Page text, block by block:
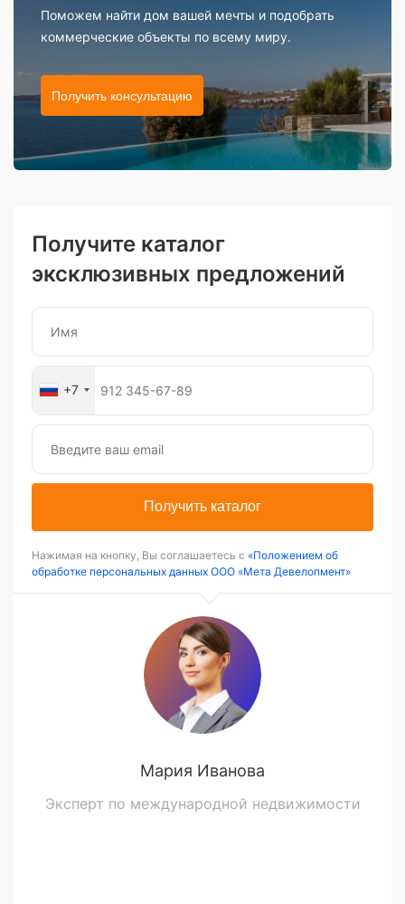
Поможем найти дом вашей мечты и подобрать
коммерческие объекты по всему миру.
Получить консультацию
Получите каталог
эксклюзивных предложений
+7
Получить каталог
Нажимая на кнопку, Вы соглашаетесь с «Положением об
обработке персональных данных ООО «Мета Девелопмент»
Мария Иванова
Эксперт по международной недвижимости